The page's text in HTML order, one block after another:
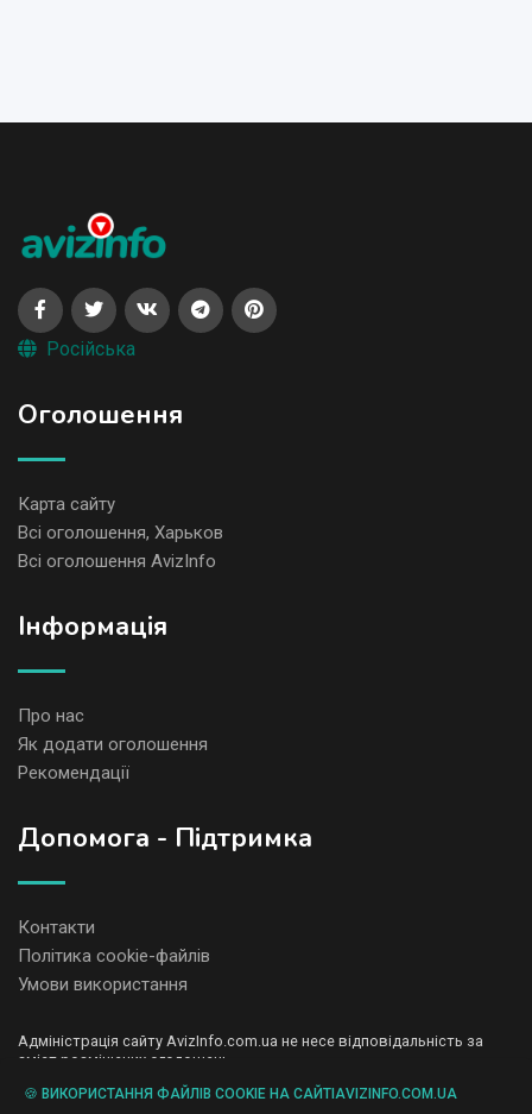
Російська
Оголошення
Карта сайту
Всі оголошення, Харьков
Всі оголошення AvizInfo
Iнформація
Про нас
Як додати оголошення
Рекомендації
Допомога - Підтримка
Контакти
Політика cookie-файлів
Умови використання
Адміністрація сайту AvizInfo.com.ua не несе відповідальність за
зміст розміщених оголошень.
і не продаємо особисту інформацію зареєстрованих користувачів
🍪 ВИКОРИСТАННЯ ФАЙЛІВ COOKIE НА САЙТІAVIZINFO.COM.UA